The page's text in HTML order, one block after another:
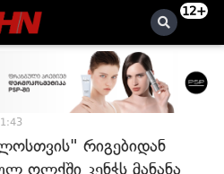
12+
რიგებიდან
ოლქში კენჭს მანანა